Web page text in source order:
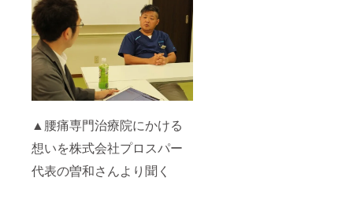
▲腰痛専門治療院にかける
想いを株式会社プロスパー
代表の曽和さんより聞く